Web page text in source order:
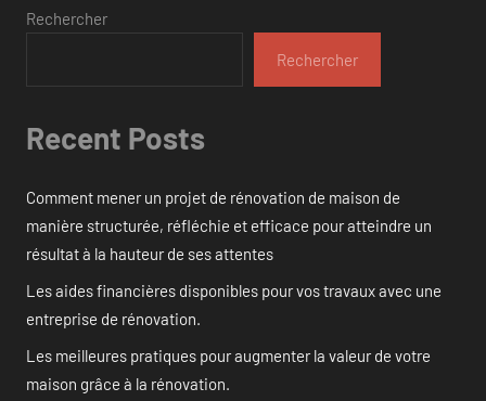
Rechercher
Rechercher
Recent Posts
Comment mener un projet de rénovation de maison de
manière structurée, réfléchie et efficace pour atteindre un
résultat à la hauteur de ses attentes
Les aides financières disponibles pour vos travaux avec une
entreprise de rénovation.
Les meilleures pratiques pour augmenter la valeur de votre
maison grâce à la rénovation.